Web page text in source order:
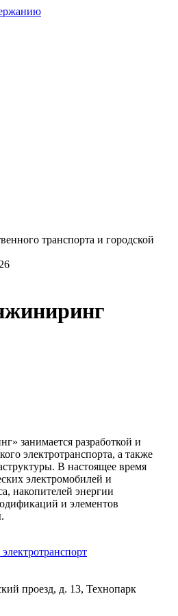
транспорта и городской
занимается разработкой и
электротранспорта, а также
В настоящее время
электромобилей и
накопителей энергии
и элементов
проезд, д. 13, Технопарк